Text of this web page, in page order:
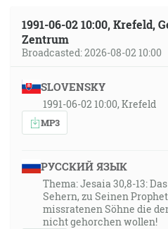
1991-06-02 10:00, Krefeld,
Zentrum
Broadcasted: 2026-08-02 10:00
SLOVENSKY
1991-06-02 10:00, Krefeld
MP3
РУССКИЙ ЯЗЫК
Thema: Jesaia 30,8-13:
Sehern, zu Seinen
missratenen Söhne die
nicht gehorchen wollen!